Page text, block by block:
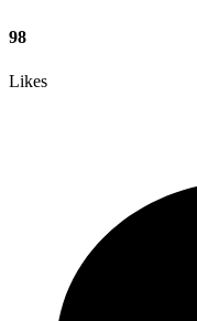
98
Likes